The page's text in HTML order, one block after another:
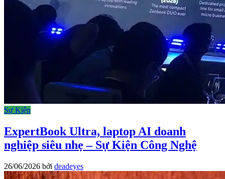
Sự Kiện
ExpertBook Ultra, laptop AI doanh
nghiệp siêu nhẹ – Sự Kiện Công Nghệ
26/06/2026 bởi deadeyes